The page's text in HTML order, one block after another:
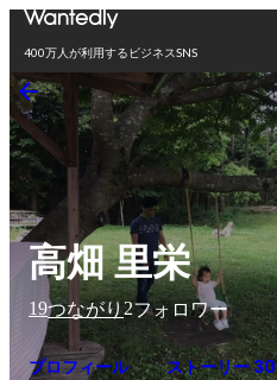
400万人が利用するビジネスSNS
高畑 里栄
19つながり2フォロワー
プロフィール ストーリー 30